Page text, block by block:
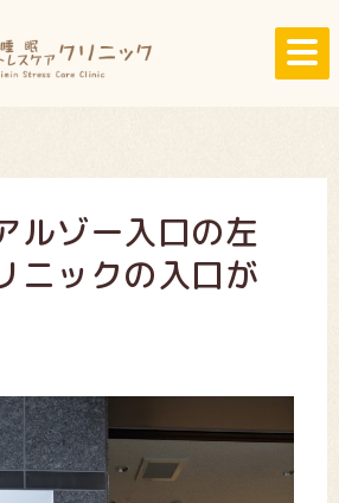
ルゾー入口の左
ニックの入口が